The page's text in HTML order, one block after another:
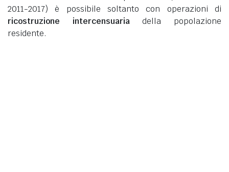
2011-2017) è possibile soltanto con operazioni di
ricostruzione intercensuariadella popolazione
residente.